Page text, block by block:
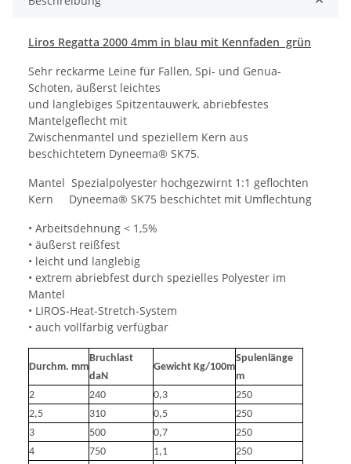
Liros Regatta 2000 4mm in blau mit Kennfaden grün
Sehr reckarme Leine für Fallen, Spi- und Genua-
Schoten, äußerst leichtes
und langlebiges Spitzentauwerk, abriebfestes
Mantelgeflecht mit
Zwischenmantel und speziellem Kern aus
beschichtetem Dyneema® SK75.
Mantel Spezialpolyester hochgezwirnt 1:1 geflochten
Kern Dyneema® SK75 beschichtet mit Umflechtung
• Arbeitsdehnung < 1,5%
• äußerst reißfest
• leicht und langlebig
• extrem abriebfest durch spezielles Polyester im
Mantel
• LIROS-Heat-Stretch-System
• auch vollfarbig verfügbar
Durchm. mm
Bruchlast
daN
Gewicht Kg/100m
Spulenlänge
m
2
240 0,3
250
2,5
310 0,5
250
3
500 0,7
250
4
750 1,1
250